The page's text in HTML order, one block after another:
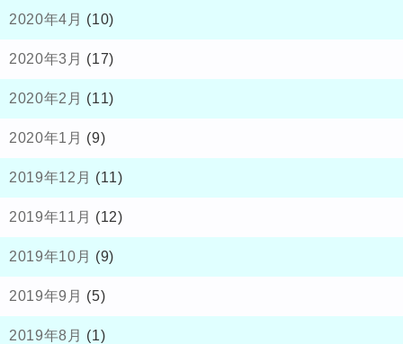
2020年4月 (10)
2020年3月 (17)
2020年2月 (11)
2020年1月 (9)
2019年12月 (11)
2019年11月 (12)
2019年10月 (9)
2019年9月 (5)
2019年8月 (1)